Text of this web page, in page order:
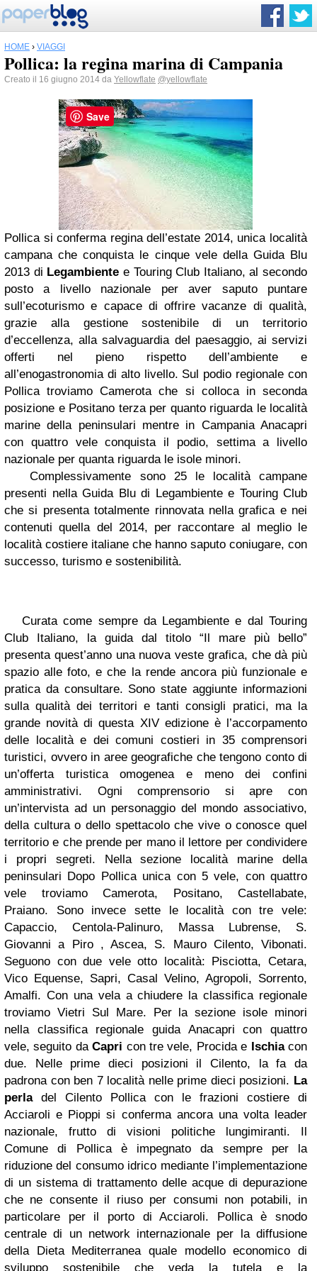
HOME › VIAGGI
Pollica: la regina marina di Campania
Creato il 16 giugno 2014 da Yellowflate @yellowflate
Pollica si conferma regina dell’estate 2014, unica località
campana che conquista le cinque vele della Guida Blu
2013 di Legambiente e Touring Club Italiano, al secondo
posto a livello nazionale per aver saputo puntare
sull’ecoturismo e capace di offrire vacanze di qualità,
grazie alla gestione sostenibile di un territorio
d’eccellenza, alla salvaguardia del paesaggio, ai servizi
offerti nel pieno rispetto dell’ambiente e
all’enogastronomia di alto livello. Sul podio regionale con
Pollica troviamo Camerota che si colloca in seconda
posizione e Positano terza per quanto riguarda le località
marine della peninsulari mentre in Campania Anacapri
con quattro vele conquista il podio, settima a livello
nazionale per quanta riguarda le isole minori.
Complessivamente sono 25 le località campane
presenti nella Guida Blu di Legambiente e Touring Club
che si presenta totalmente rinnovata nella grafica e nei
contenuti quella del 2014, per raccontare al meglio le
località costiere italiane che hanno saputo coniugare, con
successo, turismo e sostenibilità.
Curata come sempre da Legambiente e dal Touring
Club Italiano, la guida dal titolo “Il mare più bello”
presenta quest’anno una nuova veste grafica, che dà più
spazio alle foto, e che la rende ancora più funzionale e
pratica da consultare. Sono state aggiunte informazioni
sulla qualità dei territori e tanti consigli pratici, ma la
grande novità di questa XIV edizione è l’accorpamento
delle località e dei comuni costieri in 35 comprensori
turistici, ovvero in aree geografiche che tengono conto di
un’offerta turistica omogenea e meno dei confini
amministrativi. Ogni comprensorio si apre con
un’intervista ad un personaggio del mondo associativo,
della cultura o dello spettacolo che vive o conosce quel
territorio e che prende per mano il lettore per condividere
i propri segreti. Nella sezione località marine della
peninsulari Dopo Pollica unica con 5 vele, con quattro
vele troviamo Camerota, Positano, Castellabate,
Praiano. Sono invece sette le località con tre vele:
Capaccio, Centola-Palinuro, Massa Lubrense, S.
Giovanni a Piro , Ascea, S. Mauro Cilento, Vibonati.
Seguono con due vele otto località: Pisciotta, Cetara,
Vico Equense, Sapri, Casal Velino, Agropoli, Sorrento,
Amalfi. Con una vela a chiudere la classifica regionale
troviamo Vietri Sul Mare. Per la sezione isole minori
nella classifica regionale guida Anacapri con quattro
vele, seguito daCapri con tre vele, Procida e Ischiacon
due. Nelle prime dieci posizioni il Cilento, la fa da
padrona con ben 7 località nelle prime dieci posizioni. La
perladel Cilento Pollica con le frazioni costiere di
Acciaroli e Pioppi si conferma ancora una volta leader
nazionale, frutto di visioni politiche lungimiranti. Il
Comune di Pollica è impegnato da sempre per la
riduzione del consumo idrico mediante l’implementazione
di un sistema di trattamento delle acque di depurazione
che ne consente il riuso per consumi non potabili, in
particolare per il porto di Acciaroli. Pollica è snodo
centrale di un network internazionale per la diffusione
della Dieta Mediterranea quale modello economico di
sviluppo sostenibile che veda la tutela e la
Save